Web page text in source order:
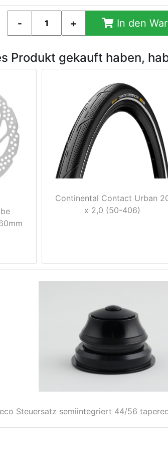
In den
Produkt gekauft haben,
Continental Contact Urban
x 2,0 (50-406)
Steuersatz semiintegriert 44/56